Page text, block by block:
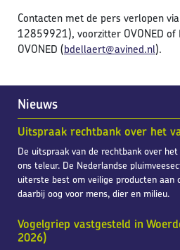
Nieuws
Uitspraak rechtbank over het
De uitspraak van de rechtbank over
ons teleur. De Nederlandse
uiterste best om veilige producten aan
daarbij oog voor mens, dier en milieu.
Vogelgriep vastgesteld in
2026)
Contacten met de pers verlopen
12859921), voorzitter OVONED
OVONED (bdellaert@avined.nl).